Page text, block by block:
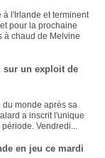
à l'Irlande et terminent
pour la prochaine
à chaud de Melvine
sur un exploit de
du monde après sa
a inscrit l'unique
Vendredi...
en jeu ce mardi